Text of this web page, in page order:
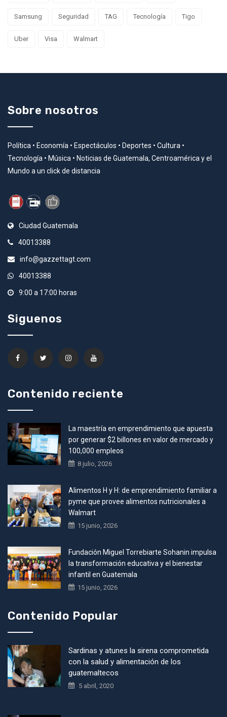
Samsung Seguridad TAG Tecnología Tigo
Uber Visa Walmart
Sobre nosotros
Política • Economía • Espectáculos • Deportes • Cultura •
Tecnología • Música • Noticias de Guatemala, Centroamérica y el
Mundo a un click de distancia
Ciudad Guatemala
40013388
info@gazzettagt.com
40013388
9:00 a 17:00 horas
Siguenos
Contenido reciente
La maestría en emprendimiento que apuesta
por generar $2 billones en valor de mercado y
100,000 empleos
8 julio, 2026
Alimentos H y H: de emprendimiento familiar a
pyme que provee alimentos nutricionales a
Walmart
15 junio, 2026
Fundación Miguel Torrebiarte Sohanin impulsa
la transformación educativa y el bienestar
infantil en Guatemala
15 junio, 2026
Contenido Popular
Sardinas y atunes la sirena comprometida
con la salud y alimentación de los
guatemaltecos
5 abril, 2020